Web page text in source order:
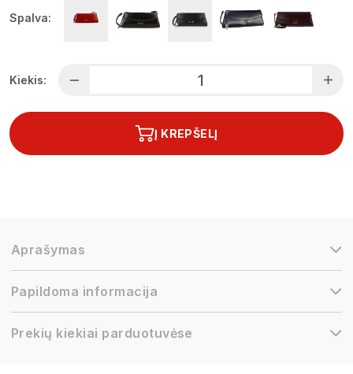
Spalva:
Kiekis:
Į KREPŠELĮ
Aprašymas
Papildoma informacija
Prekių kiekiai parduotuvėse